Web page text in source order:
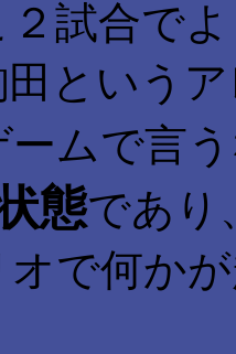
試合で
田という
ムで言
態であり
で何か